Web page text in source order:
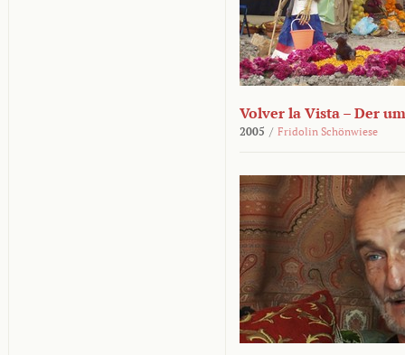
Volver la Vista – Der
2005 / Fridolin Schönwiese